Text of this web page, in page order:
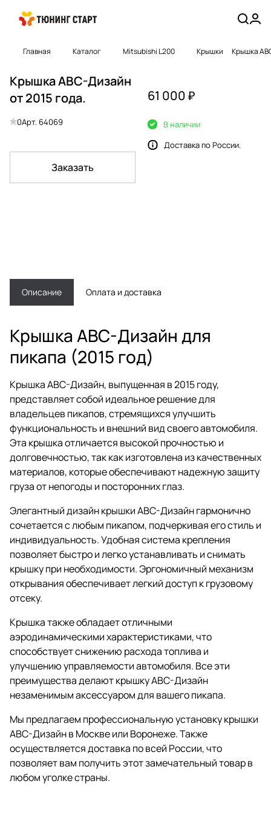
Главная Каталог Mitsubishi L200 Крышки Крышка
Крышка АВС-Дизайн
от 2015 года.
0Арт.64069
Заказать
61 000 ₽
В наличии
Доставка по России.
Описание Оплата и доставка
Крышка АВС-Дизайн для
пикапа (2015 год)
Крышка АВС-Дизайн, выпущенная в 2015 году,
представляет собой идеальное решение для
владельцев пикапов, стремящихся улучшить
функциональность и внешний вид своего автомобиля.
Эта крышка отличается высокой прочностью и
долговечностью, так как изготовлена из качественных
материалов, которые обеспечивают надежную защиту
груза от непогоды и посторонних глаз.
Элегантный дизайн крышки АВС-Дизайн гармонично
сочетается с любым пикапом, подчеркивая его стиль и
индивидуальность. Удобная система крепления
позволяет быстро и легко устанавливать и снимать
крышку при необходимости. Эргономичный механизм
открывания обеспечивает легкий доступ к грузовому
отсеку.
Крышка также обладает отличными
аэродинамическими характеристиками, что
способствует снижению расхода топлива и
улучшению управляемости автомобиля. Все эти
преимущества делают крышку АВС-Дизайн
незаменимым аксессуаром для вашего пикапа.
Мы предлагаем профессиональную установку крышки
АВС-Дизайн в Москве или Воронеже. Также
осуществляется доставка по всей России, что
позволяет вам получить этот замечательный товар в
любом уголке страны.